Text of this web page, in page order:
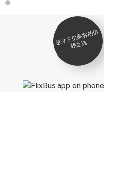
超
过 5
亿
乘
客
的
信
赖
之
选